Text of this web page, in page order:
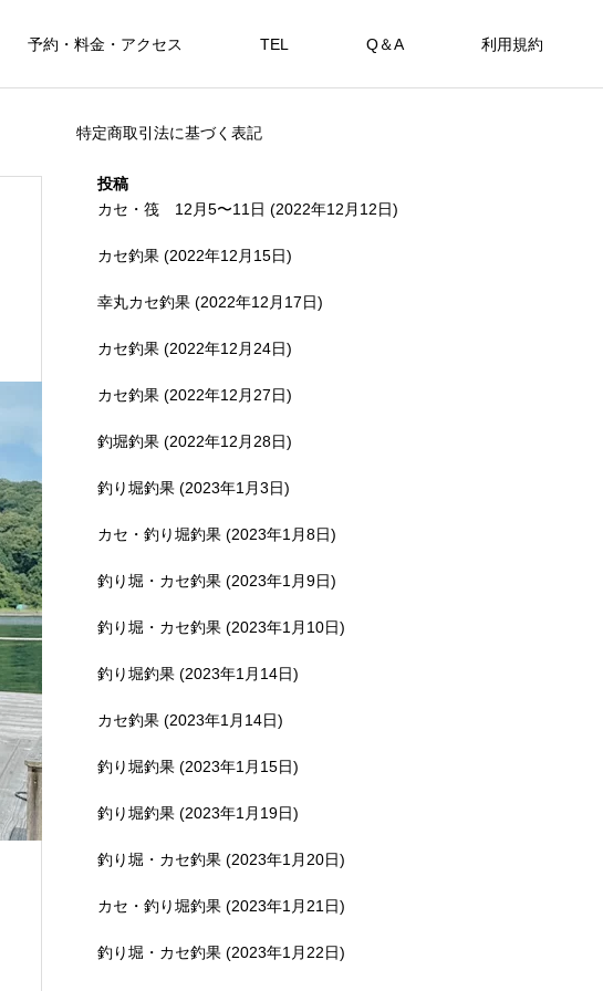
予約・料金・アクセス TEL Q＆A 利用規約
特定商取引法に基づく表記
SHOP
投稿
カセ・筏 12月5〜11日 (2022年12月12日)
カセ釣果 (2022年12月15日)
幸丸カセ釣果 (2022年12月17日)
カセ釣果 (2022年12月24日)
カセ釣果 (2022年12月27日)
釣堀釣果 (2022年12月28日)
釣り堀釣果 (2023年1月3日)
カセ・釣り堀釣果 (2023年1月8日)
釣り堀・カセ釣果 (2023年1月9日)
釣り堀・カセ釣果 (2023年1月10日)
釣り堀釣果 (2023年1月14日)
カセ釣果 (2023年1月14日)
釣り堀釣果 (2023年1月15日)
釣り堀釣果 (2023年1月19日)
釣り堀・カセ釣果 (2023年1月20日)
カセ・釣り堀釣果 (2023年1月21日)
釣り堀・カセ釣果 (2023年1月22日)